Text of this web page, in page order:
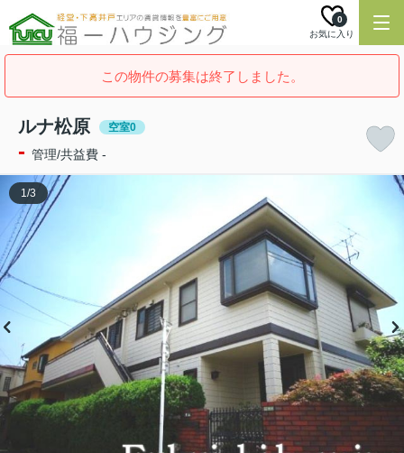
お気に入り
0
この物件の募集は終了しました。
ルナ松原 空室0
- 管理/共益費 -
1/3